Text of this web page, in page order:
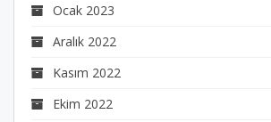
Ocak 2023
Aralık 2022
Kasım 2022
Ekim 2022